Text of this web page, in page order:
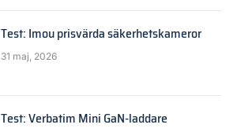
Test: Imou prisvärda säkerhetskameror
31 maj, 2026
Test: Verbatim Mini GaN-laddare